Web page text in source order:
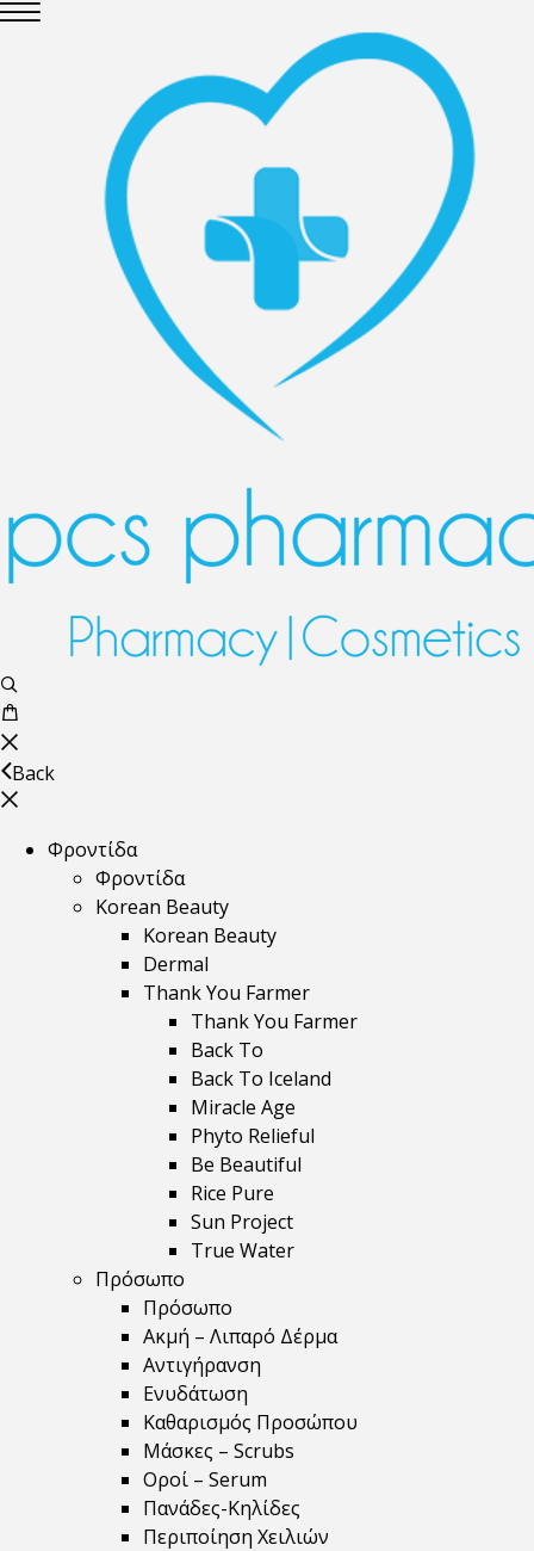
Back
Φροντίδα
Φροντίδα
Korean Beauty
Korean Beauty
Dermal
Thank You Farmer
Thank You Farmer
Back To
Back To Iceland
Miracle Age
Phyto Relieful
Be Beautiful
Rice Pure
Sun Project
True Water
Πρόσωπο
Πρόσωπο
Ακμή – Λιπαρό Δέρμα
Αντιγήρανση
Ενυδάτωση
Καθαρισμός Προσώπου
Μάσκες – Scrubs
Οροί – Serum
Πανάδες-Κηλίδες
Περιποίηση Χειλιών